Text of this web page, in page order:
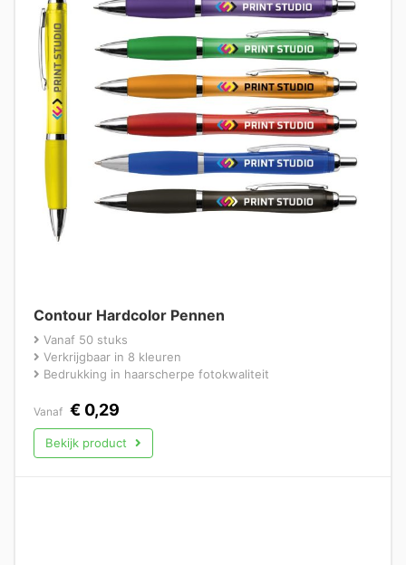
Contour Hardcolor Pennen
Vanaf 50 stuks
Verkrijgbaar in 8 kleuren
Bedrukking in haarscherpe fotokwaliteit
Vanaf € 0,29
Bekijk product